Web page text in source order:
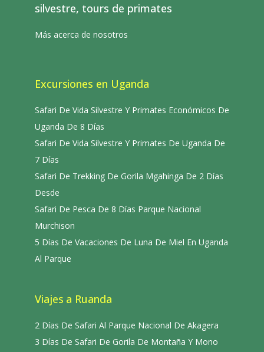
silvestre, tours de primates
Más acerca de nosotros
Excursiones en Uganda
Safari De Vida Silvestre Y Primates Económicos De
Uganda De 8 Días
Safari De Vida Silvestre Y Primates De Uganda De
7 Días
Safari De Trekking De Gorila Mgahinga De 2 Días
Desde
Safari De Pesca De 8 Días Parque Nacional
Murchison
5 Días De Vacaciones De Luna De Miel En Uganda
Al Parque
Viajes a Ruanda
2 Días De Safari Al Parque Nacional De Akagera
3 Días De Safari De Gorila De Montaña Y Mono